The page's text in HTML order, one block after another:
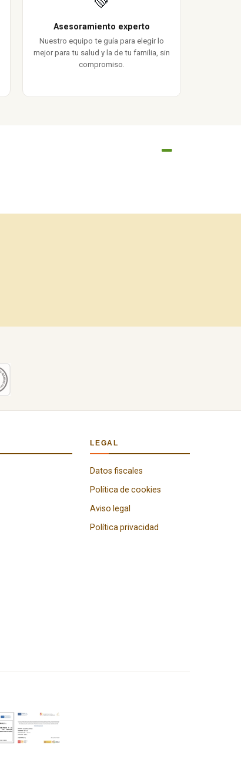
Asesoramiento experto
Nuestro equipo te guía para elegir lo
mejor para tu salud y la de tu familia, sin
compromiso.
LEGAL
Datos fiscales
Política de cookies
Aviso legal
Política privacidad